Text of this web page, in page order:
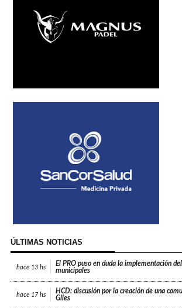
ÚLTIMAS NOTICIAS
hace 13 hs
El PRO puso en duda la implementación
municipales
hace 17 hs
HCD: discusión por la creación de una
Giles